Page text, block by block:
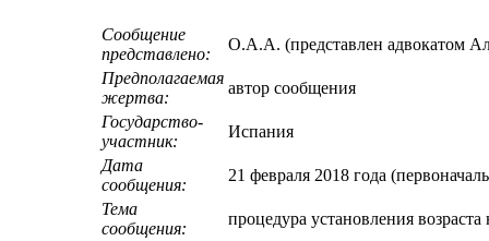
Сообщение
представлено:
O.А.А. (представлен адвокатом
Предполагаемая
жертва:
автор сообщения
Государство-
участник:
Испания
Дата
сообщения:
21 февраля 2018 года
Тема
сообщения:
процедура установления